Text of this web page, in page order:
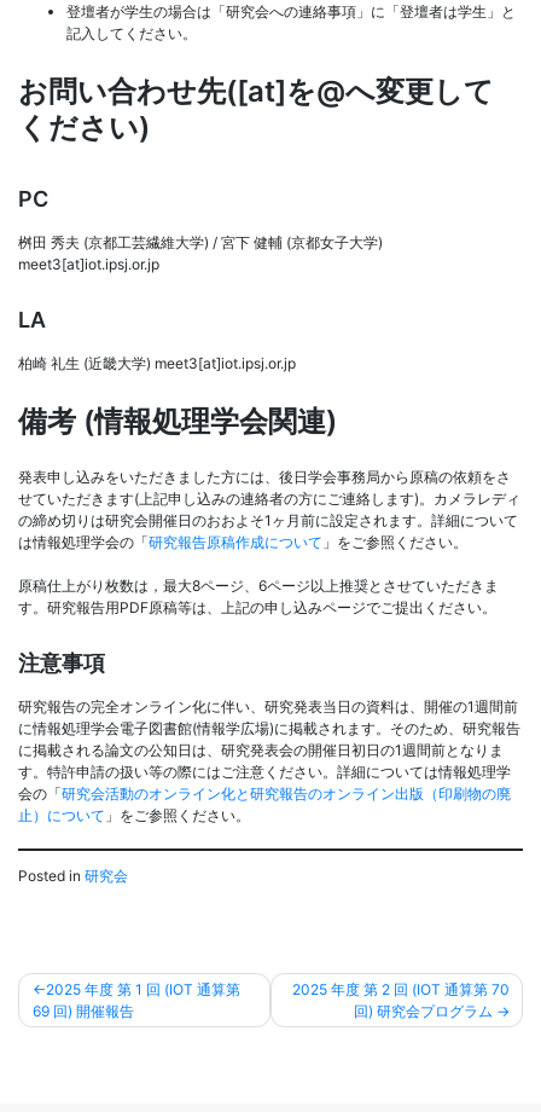
登壇者が学生の場合は「研究会への連絡事項」に「登壇者は学生」と
記入してください。
お問い合わせ先([at]を@へ変更して
ください)
PC
桝田 秀夫 (京都工芸繊維大学) / 宮下 健輔 (京都女子大学)
meet3[at]iot.ipsj.or.jp
LA
柏崎 礼生 (近畿大学) meet3[at]iot.ipsj.or.jp
備考 (情報処理学会関連)
発表申し込みをいただきました方には、後日学会事務局から原稿の依頼をさ
せていただきます(上記申し込みの連絡者の方にご連絡します)。カメラレディ
の締め切りは研究会開催日のおおよそ1ヶ月前に設定されます。詳細について
は情報処理学会の「研究報告原稿作成について 」をご参照ください。
原稿仕上がり枚数は，最大8ページ、6ページ以上推奨とさせていただきま
す。研究報告用PDF原稿等は、上記の申し込みページでご提出ください。
注意事項
研究報告の完全オンライン化に伴い、研究発表当日の資料は、開催の1週間前
に情報処理学会電子図書館(情報学広場)に掲載されます。そのため、研究報告
に掲載される論文の公知日は、研究発表会の開催日初日の1週間前となりま
す。特許申請の扱い等の際にはご注意ください。詳細については情報処理学
会の「研究会活動のオンライン化と研究報告のオンライン出版（印刷物の廃
止）について 」をご参照ください。
Posted in 研究会
投
稿
2025 年度 第 1 回 (IOT 通算第
69 回) 開催報告
2025 年度 第 2 回 (IOT 通算第 70
回) 研究会プログラム